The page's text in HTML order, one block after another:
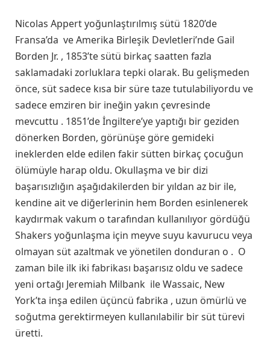
Nicolas Appert yoğunlaştırılmış sütü 1820’de
Fransa’da ve Amerika Birleşik Devletleri’nde Gail
Borden Jr. , 1853’te sütü birkaç saatten fazla
saklamadaki zorluklara tepki olarak. Bu gelişmeden
önce, süt sadece kısa bir süre taze tutulabiliyordu ve
sadece emziren bir ineğin yakın çevresinde
mevcuttu . 1851’de İngiltere’ye yaptığı bir geziden
dönerken Borden, görünüşe göre gemideki
ineklerden elde edilen fakir sütten birkaç çocuğun
ölümüyle harap oldu. Okullaşma ve bir dizi
başarısızlığın aşağıdakilerden bir yıldan az bir ile,
kendine ait ve diğerlerinin hem Borden esinlenerek
kaydırmak vakum o tarafından kullanılıyor gördüğü
Shakers yoğunlaşma için meyve suyu kavurucu veya
olmayan süt azaltmak ve yönetilen donduran o . O
zaman bile ilk iki fabrikası başarısız oldu ve sadece
yeni ortağı Jeremiah Milbank ile Wassaic, New
York’ta inşa edilen üçüncü fabrika , uzun ömürlü ve
soğutma gerektirmeyen kullanılabilir bir süt türevi
üretti.